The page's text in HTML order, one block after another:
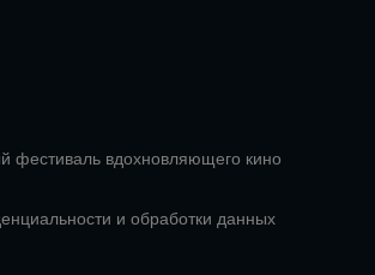
фестиваль вдохновляющего кино
и обработки данных